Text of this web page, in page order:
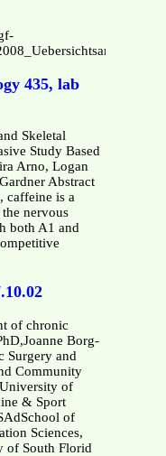
435, lab
Skeletal
Study Based
Arno, Logan
Abstract
caffeine is a
nervous
both A1 and
of chronic
Borg-
Surgery and
Community
of
& Sport
of
Sciences,
of South Florid